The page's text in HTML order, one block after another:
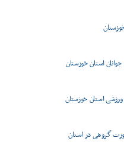
استان خوزستان
استان خوزستان
گروهی در استان